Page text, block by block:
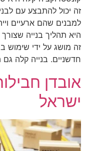
זה יכול להתבצע עם
למבנים שהם ארעיים
היא תהליך בנייה
זה מושג על ידי שימוש
חדשניים. בנייה קלה
אובדן
ישראל